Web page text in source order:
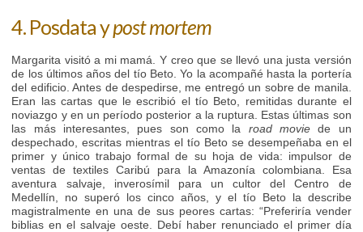
4. Posdata ypost mortem
Margarita visitó a mi mamá. Y creo que se llevó una justa versión
de los últimos años del tío Beto. Yo la acompañé hasta la portería
del edificio. Antes de despedirse, me entregó un sobre de manila.
Eran las cartas que le escribió el tío Beto, remitidas durante el
noviazgo y en un período posterior a la ruptura. Estas últimas son
las más interesantes, pues son como la road moviede un
despechado, escritas mientras el tío Beto se desempeñaba en el
primer y único trabajo formal de su hoja de vida: impulsor de
ventas de textiles Caribú para la Amazonía colombiana. Esa
aventura salvaje, inverosímil para un cultor del Centro de
Medellín, no superó los cinco años, y el tío Beto la describe
magistralmente en una de sus peores cartas: “Preferiría vender
biblias en el salvaje oeste. Debí haber renunciado el primer día